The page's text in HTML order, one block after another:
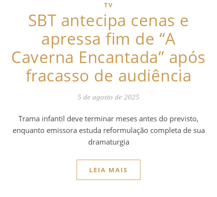
TV
SBT antecipa cenas e
apressa fim de “A
Caverna Encantada” após
fracasso de audiência
5 de agosto de 2025
Trama infantil deve terminar meses antes do previsto,
enquanto emissora estuda reformulação completa de sua
dramaturgia
LEIA MAIS